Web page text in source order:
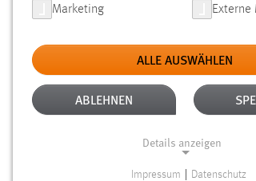
Aktive Filter: TYP: DATEIEN
Gesucht nach "raum". Es wurden 60
Marketing Externe
ALLE AUSWÄHLEN
ABLEHNEN
Details anzeigen
Impressum Datenschutz